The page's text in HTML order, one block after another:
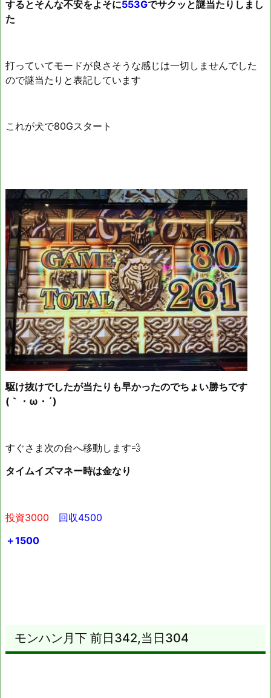
するとそんな不安をよそに553Gでサクッと謎当たりしまし
た
打っていてモードが良さそうな感じは一切しませんでした
ので謎当たりと表記しています
これが犬で80Gスタート
駆け抜けでしたが当たりも早かったのでちょい勝ちです
(｀・ω・´)ゞ
すぐさま次の台へ移動します💨
タイムイズマネー時は金なり
投資3000 回収4500
＋1500
モンハン月下 前日342,当日304